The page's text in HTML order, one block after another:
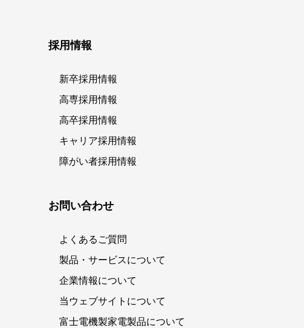
採用情報
新卒採用情報
高専採用情報
高卒採用情報
キャリア採用情報
障がい者採用情報
お問い合わせ
よくあるご質問
製品・サービスについて
企業情報について
当ウェブサイトについて
富士電機製家電製品について